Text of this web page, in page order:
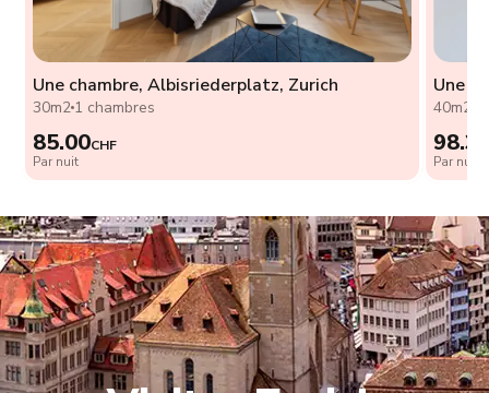
Une chambre, Albisriederplatz, Zurich
30m21 chambres
85.00CHF
Par nuit
Une
40m2
Par nuit